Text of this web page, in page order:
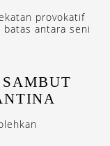
provokatif
batas antara seni
SAMBUT